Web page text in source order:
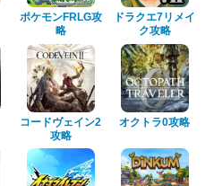
ポケモンFRLG攻
略
ドラクエ7リメイ
ク攻略
コードヴェイン2
攻略
オクトラ0攻略